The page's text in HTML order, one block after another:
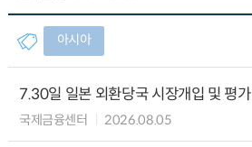
아시아
7.30일 일본 외환당국 시장개입 및 평가
국제금융센터 2026.08.05